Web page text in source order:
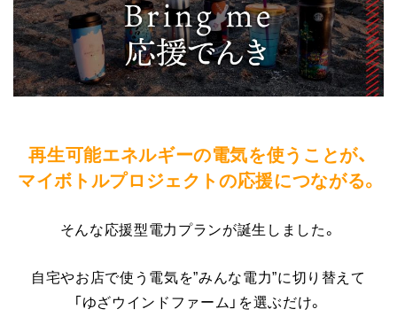
再生可能エネルギーの電気を使うことが、
マイボトルプロジェクトの応援につながる。
そんな応援型電力プランが誕生しました。
自宅やお店で使う電気を”みんな電力”に切り替えて
「ゆざウインドファーム」を選ぶだけ。